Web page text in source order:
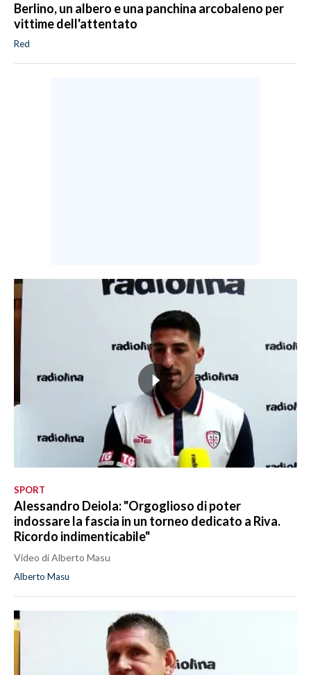
Berlino, un albero e una panchina arcobaleno per
vittime dell'attentato
Red
SPORT
Alessandro Deiola: "Orgoglioso di poter
indossare la fascia in un torneo dedicato a Riva.
Ricordo indimenticabile"
Video di Alberto Masu
Alberto Masu